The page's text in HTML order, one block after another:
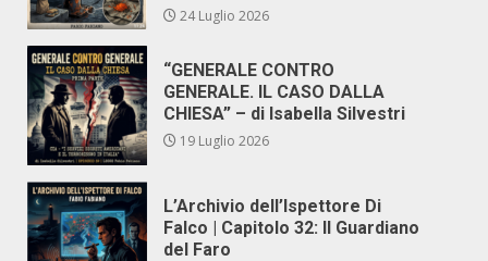
24 Luglio 2026
“GENERALE CONTRO
GENERALE. IL CASO DALLA
CHIESA” – di Isabella Silvestri
19 Luglio 2026
L’Archivio dell’Ispettore Di
Falco | Capitolo 32: Il Guardiano
del Faro